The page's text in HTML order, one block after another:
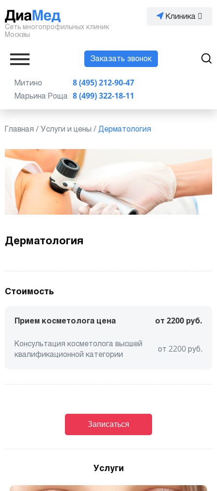
Сеть многопрофильных клиник
Москвы
Клиника
Заказать звонок
8 (495) 212-90-47
Митино
8 (499) 322-18-11
Марьина Роща
Главная / Услуги и цены / Дерматология
Дерматология
Стоимость
Прием косметолога цена от 2200 руб.
Консультация косметолога высшей
квалификационной категории
от 2200 руб.
Записаться
Услуги